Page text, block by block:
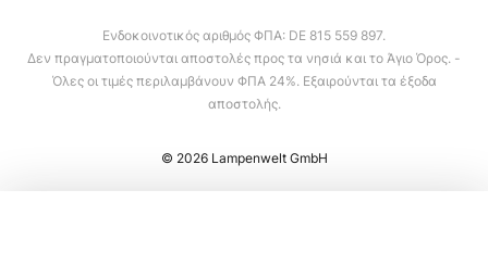
Ενδοκοινοτικός αριθμός ΦΠΑ: DE 815 559 897.
Δεν πραγματοποιούνται αποστολές προς τα νησιά και το Άγιο Όρος. -
Όλες οι τιμές περιλαμβάνουν ΦΠΑ 24%. Εξαιρούνται τα έξοδα
αποστολής.
© 2026 Lampenwelt GmbH